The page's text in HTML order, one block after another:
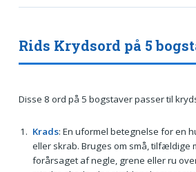
Rids Krydsord på 5
Disse 8 ord på 5 bogstaver passer til
Krads: En uformel betegnelse for en
eller skrab. Bruges om små, tilfældige
forårsaget af negle, grene eller ru